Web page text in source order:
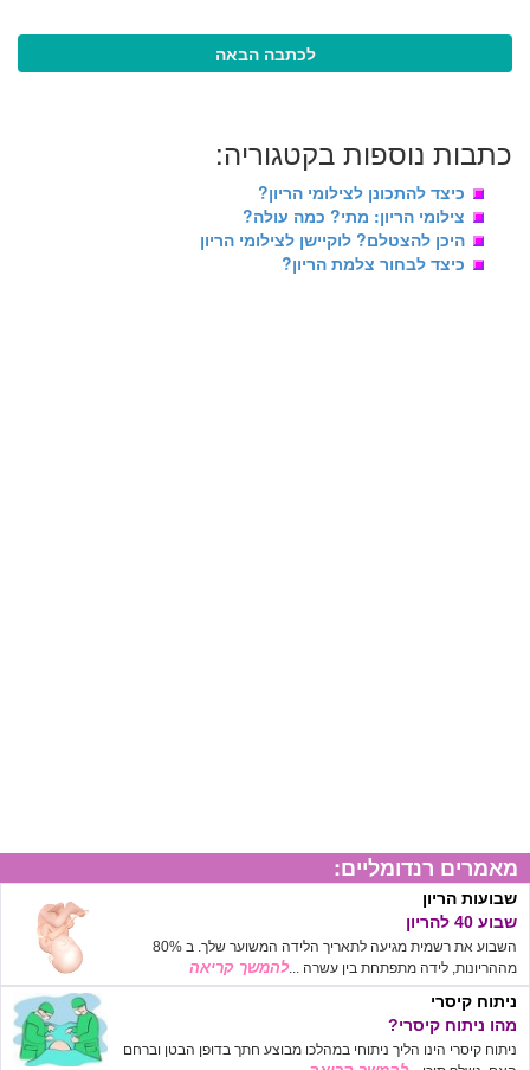
לכתבה הבאה
כתבות נוספות בקטגוריה:
כיצד להתכונן לצילומי הריון?
צילומי הריון: מתי? כמה עולה?
היכן להצטלם? לוקיישן לצילומי הריון
כיצד לבחור צלמת הריון?
מאמרים רנדומליים:
שבועות הריון
שבוע 40 להריון
השבוע את רשמית מגיעה לתאריך הלידה המשוער שלך. ב 80%
מההריונות, לידה מתפתחת בין עשרה ...להמשך קריאה
ניתוח קיסרי
מהו ניתוח קיסרי?
ניתוח קיסרי הינו הליך ניתוחי במהלכו מבוצע חתך בדופן הבטן וברחם